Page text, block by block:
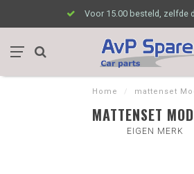
Voor 15.00 besteld, zelfde
Home / mattenset
MATTENSET
EIGEN MERK